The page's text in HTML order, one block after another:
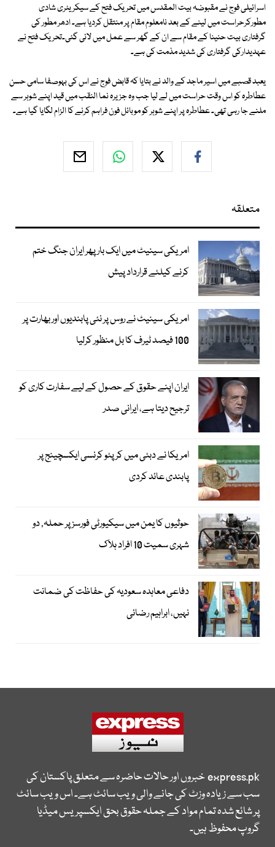
اسرائیلی فوج نے مقبوضہ بیت المقدس میں تحریک فتح کے سیکریٹری شادی
مطورکرحراست میں لینے کے بعد نامعلوم مقام پر منتقل کردیا ہے۔ ادھر مطور کی
گرفتاری بیت حنینا کے مقام سے ان کے گھر سے عمل میں لائی گئی۔تحریک فتح نے
عہدیدارکی گرفتاری کی شدید مذمت کی ہے۔
یعبد قصبے میں اسیر ماجد کے والد نے بتایا کہ قابض فوج نے اس کی بہوصفا سامی حسن
عطاطرہ کو اس وقت حراست میں لے لیا جب وہ جزیرہ نما النقب میں قید اپنے شوہر سے
ملنے جا رہی تھی۔ عطاطرہ پر اپنے شوہر کو موبائل فون فراہم کرنے کا الزام لگایا گیا ہے۔
متعلقہ
امریکی سینیٹ میں ایک بار پھر ایران جنگ ختم
کرنے کیلئے قرارداد پیش
امریکی سینیٹ نے روس پر نئی پابندیوں اور بھارت پر
100 فیصد ٹیرف کا بل منظور کرلیا
ایران اپنے حقوق کے حصول کے لیے سفارت کاری کو
ترجیح دیتا ہے، ایرانی صدر
امریکا نے دبئی میں کرپٹو کرنسی ایکسچینج پر
پابندی عائد کردی
حوثیوں کا یمن میں سیکیورٹی فورسز پر حملہ, دو
شہری سمیت 10 افراد ہلاک
دفاعی معاہدہ سعودیہ کی حفاظت کی ضمانت
نہیں، ابراہیم رضائی
express.pkخبروں اور حالات حاضرہ سے متعلق پاکستان کی
سب سے زیادہ وزٹ کی جانے والی ویب سائٹ ہے۔ اس ویب سائٹ
پر شائع شدہ تمام مواد کے جملہ حقوق بحق ایکسپریس میڈیا
گروپ محفوظ ہیں۔